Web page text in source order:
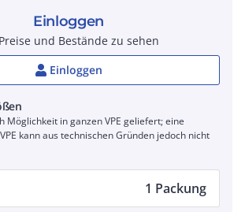
Einloggen
und Bestände zu sehen
Einloggen
Möglichkeit in ganzen VPE geliefert; eine
kann aus technischen Gründen jedoch nicht
1 Packung